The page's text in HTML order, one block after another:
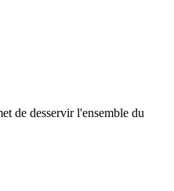
de desservir l'ensemble du